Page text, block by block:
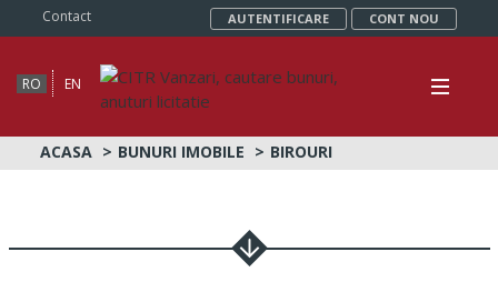
Contact AUTENTIFICARE CONT NOU
RO EN
ACASA BUNURI IMOBILE BIROURI